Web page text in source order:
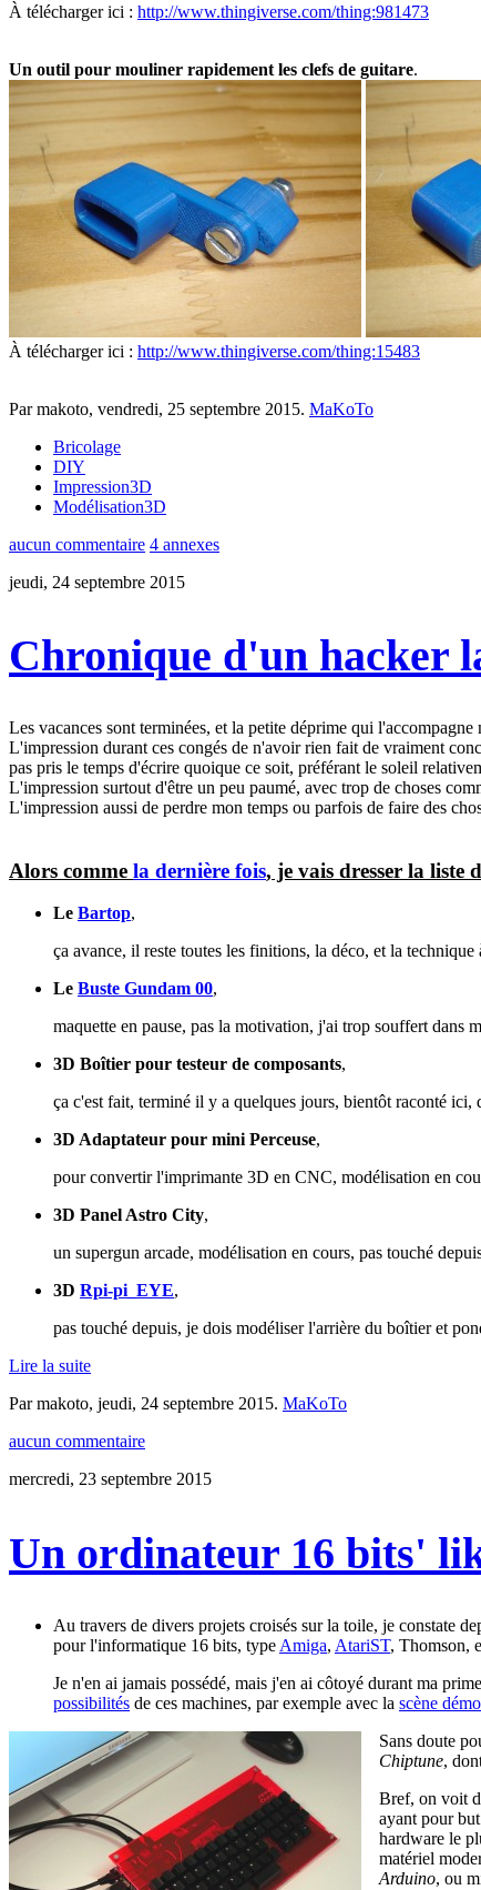
À télécharger ici : http://www.thingiverse.com/thing:981473
Un outil pour mouliner rapidement les clefs de guitare.
À télécharger ici : http://www.thingiverse.com/thing:15483
Par makoto, vendredi, 25 septembre 2015. MaKoTo
Bricolage
DIY
Impression3D
Modélisation3D
aucun commentaire 4 annexes
jeudi, 24 septembre 2015
Chronique d'un hacker
Les vacances sont terminées, et la petite déprime qui l'accompagne
L'impression durant ces congés de n'avoir rien fait de vraiment
pas pris le temps d'écrire quoique ce soit, préférant le soleil
L'impression surtout d'être un peu paumé, avec trop de choses
L'impression aussi de perdre mon temps ou parfois de faire des
Alors comme la dernière fois, je vais dresser la liste
Le Bartop,
ça avance, il reste toutes les finitions, la déco, et la technique
Le Buste Gundam 00,
maquette en pause, pas la motivation, j'ai trop souffert dans
3D Boîtier pour testeur de composants,
ça c'est fait, terminé il y a quelques jours, bientôt raconté ici,
3D Adaptateur pour mini Perceuse,
pour convertir l'imprimante 3D en CNC, modélisation en
3D Panel Astro City,
un supergun arcade, modélisation en cours, pas touché
3D Rpi-pi_EYE,
pas touché depuis, je dois modéliser l'arrière du boîtier et
Lire la suite
Par makoto, jeudi, 24 septembre 2015. MaKoTo
aucun commentaire
mercredi, 23 septembre 2015
Un ordinateur 16 bits'
Au travers de divers projets croisés sur la toile, je constate
pour l'informatique 16 bits, type Amiga, AtariST, Thomson,
Je n'en ai jamais possédé, mais j'en ai côtoyé durant ma
possibilités de ces machines, par exemple avec la scène démo
Sans doute
Chiptune,
Bref, on voit
ayant pour
hardware le
matériel
Arduino, ou